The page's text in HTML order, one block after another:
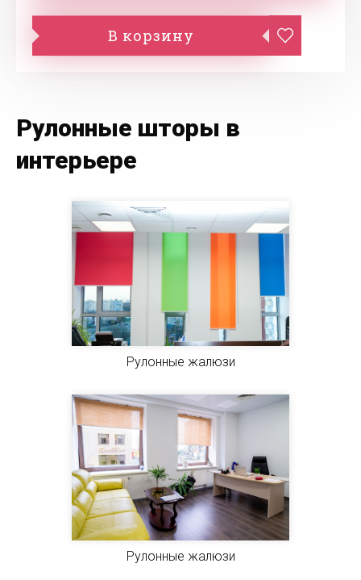
В корзину
Рулонные шторы в
интерьере
Рулонные жалюзи
Рулонные жалюзи